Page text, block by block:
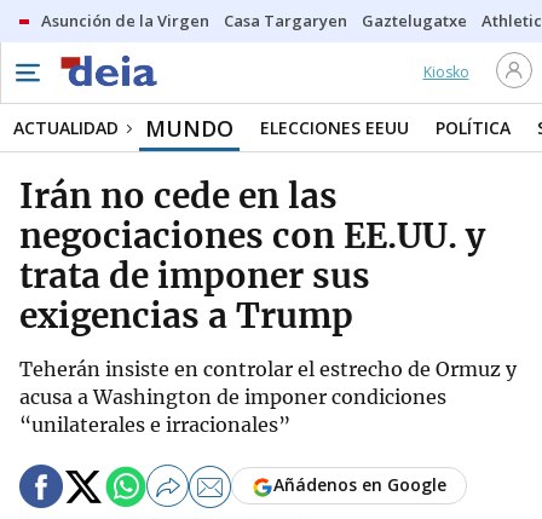
Asunción de la Virgen Casa Targaryen Gaztelugatxe Athletic
Kiosko
ACTUALIDAD MUNDO ELECCIONES EEUU POLÍTICA
Irán no cede en las
negociaciones con EE.UU. y
trata de imponer sus
exigencias a Trump
Teherán insiste en controlar el estrecho de Ormuz y
acusa a Washington de imponer condiciones
“unilaterales e irracionales”
Añádenos en Google